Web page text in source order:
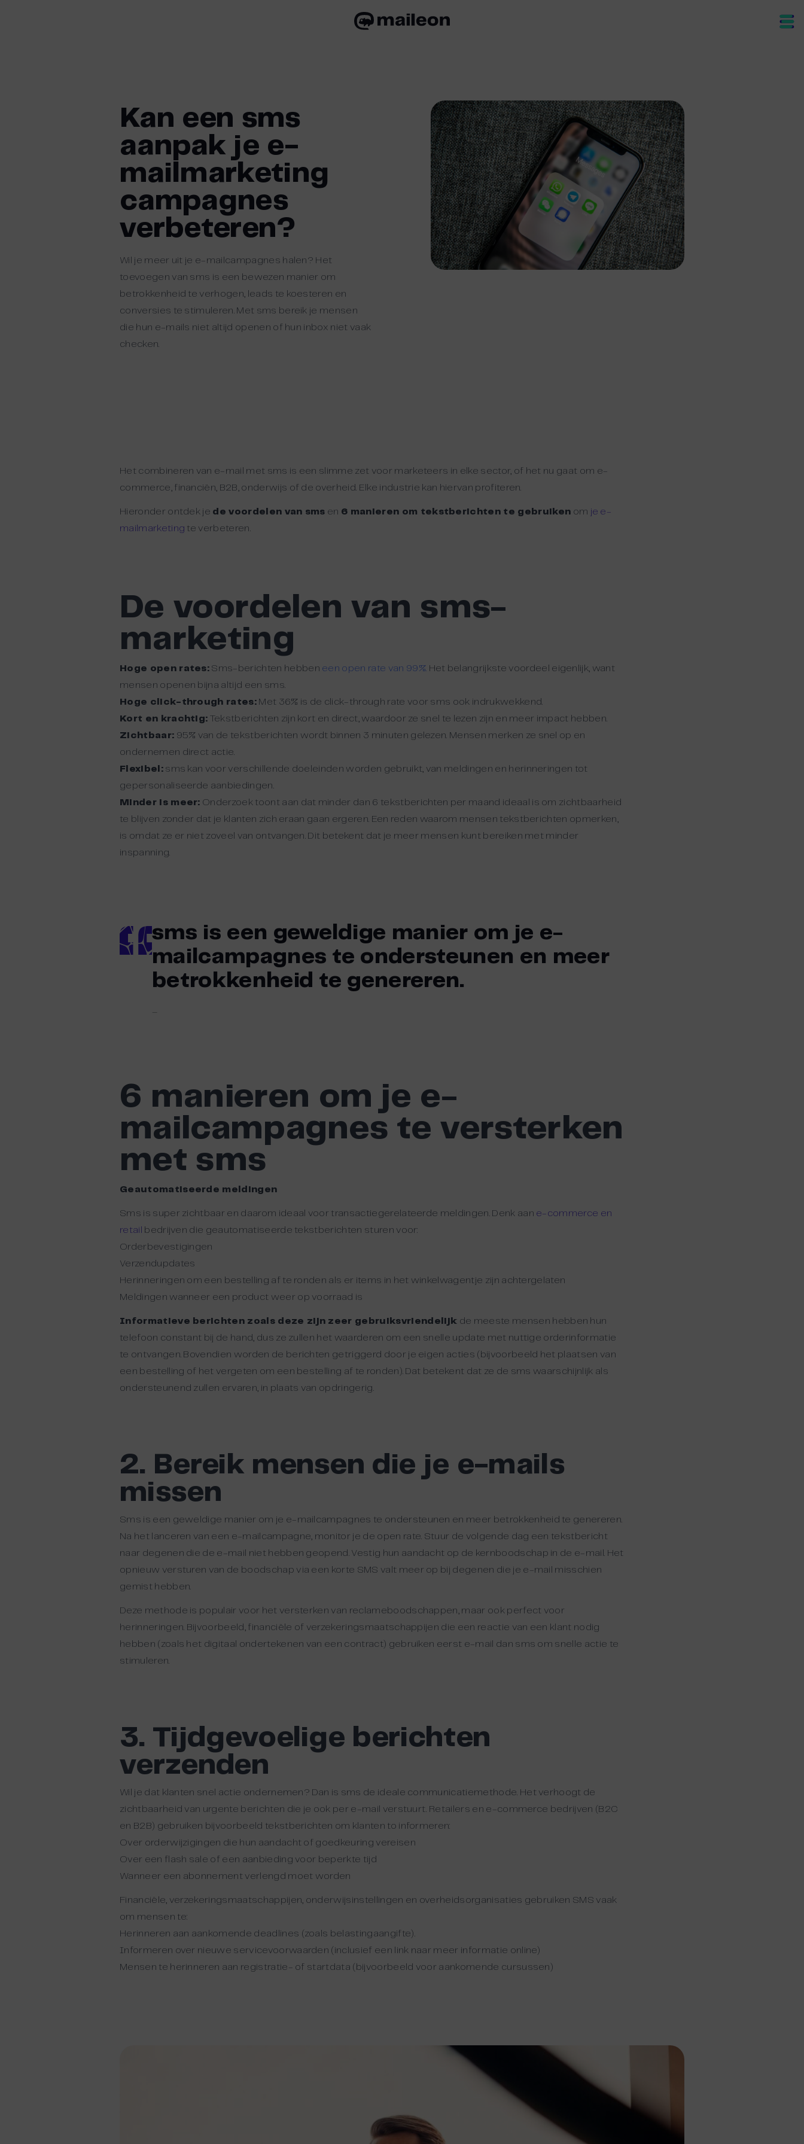
Kan een sms
aanpak je e-
mailmarketing
campagnes
verbeteren?
Wil je meer uit je e-mailcampagnes halen? Het
toevoegen van sms is een bewezen manier om
betrokkenheid te verhogen, leads te koesteren en
conversies te stimuleren. Met sms bereik je mensen
die hun e-mails niet altijd openen of hun inbox niet vaak
checken.
Het combineren van e-mail met sms is een slimme zet voor marketeers in elke sector, of het nu gaat om e-
commerce, financiën, B2B, onderwijs of de overheid. Elke industrie kan hiervan profiteren.
Hieronder ontdek je de voordelen van sms en 6 manieren om tekstberichten te gebruiken om je e-
mailmarketing te verbeteren.
De voordelen van sms-
marketing
Hoge open rates: Sms-berichten hebben een open rate van 99%. Het belangrijkste voordeel eigenlijk, want
mensen openen bijna altijd een sms.
Hoge click-through rates: Met 36% is de click-through rate voor sms ook indrukwekkend.
Kort en krachtig: Tekstberichten zijn kort en direct, waardoor ze snel te lezen zijn en meer impact hebben.
Zichtbaar: 95% van de tekstberichten wordt binnen 3 minuten gelezen. Mensen merken ze snel op en
ondernemen direct actie.
Flexibel:sms kan voor verschillende doeleinden worden gebruikt, van meldingen en herinneringen tot
gepersonaliseerde aanbiedingen.
Minder is meer: Onderzoek toont aan dat minder dan 6 tekstberichten per maand ideaal is om zichtbaarheid
te blijven zonder dat je klanten zich eraan gaan ergeren. Een reden waarom mensen tekstberichten opmerken,
is omdat ze er niet zoveel van ontvangen. Dit betekent dat je meer mensen kunt bereiken met minder
inspanning.
sms is een geweldige manier om je e-
mailcampagnes te ondersteunen en meer
betrokkenheid te genereren.
–
6 manieren om je e-
mailcampagnes te versterken
met sms
Geautomatiseerde meldingen
Sms is super zichtbaar en daarom ideaal voor transactiegerelateerde meldingen. Denk aan e-commerce en
retail
bedrijven die geautomatiseerde tekstberichten sturen voor:
Orderbevestigingen
Verzendupdates
Herinneringen om een bestelling af te ronden als er items in het winkelwagentje zijn achtergelaten
Meldingen wanneer een product weer op voorraad is
Informatieve berichten zoals deze zijn zeer gebruiksvriendelijk: de meeste mensen hebben hun
telefoon constant bij de hand, dus ze zullen het waarderen om een snelle update met nuttige orderinformatie
te ontvangen. Bovendien worden de berichten getriggerd door je eigen acties (bijvoorbeeld het plaatsen van
een bestelling of het vergeten om een bestelling af te ronden). Dat betekent dat ze de sms waarschijnlijk als
ondersteunend zullen ervaren, in plaats van opdringerig.
2. Bereik mensen die je e-mails
missen
Sms is een geweldige manier om je e-mailcampagnes te ondersteunen en meer betrokkenheid te genereren.
Na het lanceren van een e-mailcampagne, monitor je de open rate. Stuur de volgende dag een tekstbericht
naar degenen die de e-mail niet hebben geopend. Vestig hun aandacht op de kernboodschap in de e-mail. Het
opnieuw versturen van de boodschap via een korte SMS valt meer op bij degenen die je e-mail misschien
gemist hebben.
Deze methode is populair voor het versterken van reclameboodschappen, maar ook perfect voor
herinneringen. Bijvoorbeeld, financiële of verzekeringsmaatschappijen die een reactie van een klant nodig
hebben (zoals het digitaal ondertekenen van een contract) gebruiken eerst e-mail dan sms om snelle actie te
stimuleren.
3. Tijdgevoelige berichten
verzenden
Wil je dat klanten snel actie ondernemen? Dan is sms de ideale communicatiemethode. Het verhoogt de
zichtbaarheid van urgente berichten die je ook per e-mail verstuurt. Retailers en e-commerce bedrijven (B2C
en B2B) gebruiken bijvoorbeeld tekstberichten om klanten to informeren:
Over orderwijzigingen die hun aandacht of goedkeuring vereisen
Over een flash sale of een aanbieding voor beperkte tijd
Wanneer een abonnement verlengd moet worden
Financiële, verzekeringsmaatschappijen, onderwijsinstellingen en overheidsorganisaties gebruiken SMS vaak
om mensen te:
Herinneren aan aankomende deadlines (zoals belastingaangifte).
Informeren over nieuwe servicevoorwaarden (inclusief een link naar meer informatie online)
Mensen te herinneren aan registratie- of startdata (bijvoorbeeld voor aankomende cursussen)